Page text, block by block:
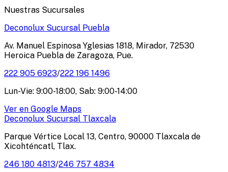
Nuestras Sucursales
Deconolux Sucursal Puebla
Av. Manuel Espinosa Yglesias 1818, Mirador, 72530
Heroica Puebla de Zaragoza, Pue.
222 905 6923/222 196 1496
Lun-Vie: 9:00-18:00, Sab: 9:00-14:00
Ver en Google Maps
Deconolux Sucursal Tlaxcala
Parque Vértice Local 13, Centro, 90000 Tlaxcala de
Xicohténcatl, Tlax.
246 180 4813/246 757 4834